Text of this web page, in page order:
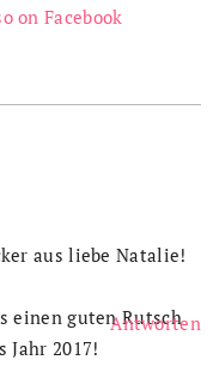
on Facebook
aus liebe Natalie!
einen guten Rutsch
Jahr 2017!
Antworten